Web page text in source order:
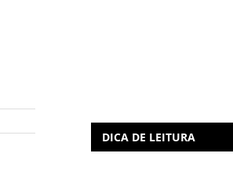
DICA DE LEITURA